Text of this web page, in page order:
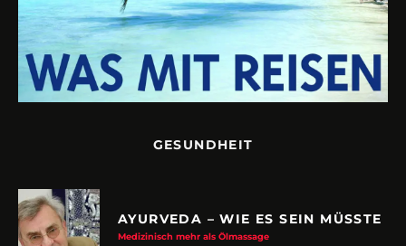
GESUNDHEIT
AYURVEDA – WIE ES SEIN MÜSSTE
Medizinisch mehr als Ölmassage